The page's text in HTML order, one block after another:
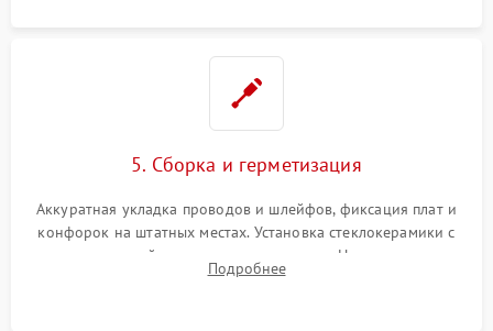
5. Сборка и герметизация
Аккуратная укладка проводов и шлейфов, фиксация плат и
конфорок на штатных местах. Установка стеклокерамики с
проверкой равномерности зазоров. Нанесение
термостойкого герметика или укладка уплотнительной
Подробнее